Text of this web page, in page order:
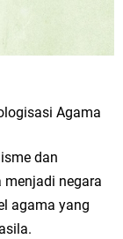
Agama
dan
negara
agama yang